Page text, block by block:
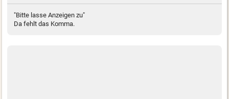
"Bitte lasse Anzeigen zu"
Da fehlt das Komma.